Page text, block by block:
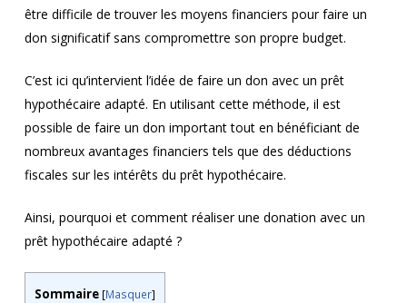
être difficile de trouver les moyens financiers pour faire un
don significatif sans compromettre son propre budget.
C’est ici qu’intervient l’idée de faire un don avec un prêt
hypothécaire adapté. En utilisant cette méthode, il est
possible de faire un don important tout en bénéficiant de
nombreux avantages financiers tels que des déductions
fiscales sur les intérêts du prêt hypothécaire.
Ainsi, pourquoi et comment réaliser une donation avec un
prêt hypothécaire adapté ?
Sommaire [Masquer]